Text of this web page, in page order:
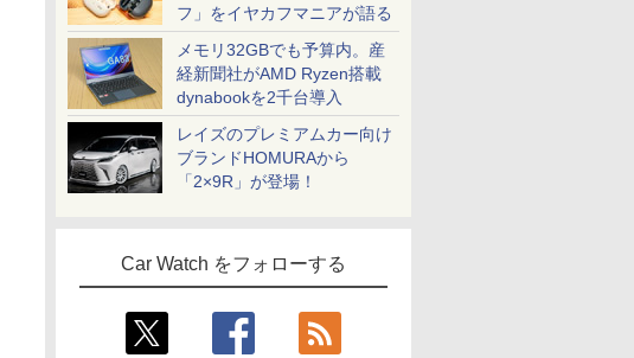
フ」をイヤカフマニアが語る
メモリ32GBでも予算内。産
経新聞社がAMD Ryzen搭載
dynabookを2千台導入
レイズのプレミアムカー向け
ブランドHOMURAから
「2×9R」が登場！
Car Watch をフォローする